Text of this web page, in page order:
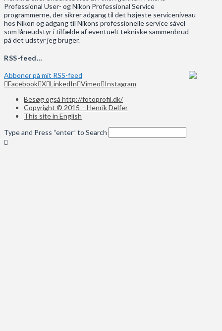
Professional User- og Nikon Professional Service
programmerne, der sikrer adgang til det højeste serviceniveau
hos Nikon og adgang til Nikons professionelle service såvel
som låneudstyr i tilfælde af eventuelt tekniske sammenbrud
på det udstyr jeg bruger.
RSS-feed…
Abboner på mit RSS-feed
Facebook X LinkedIn Vimeo Instagram
Besøg også http://fotoprofil.dk/
Copyright © 2015 – Henrik Delfer
This site in English
Type and Press “enter” to Search